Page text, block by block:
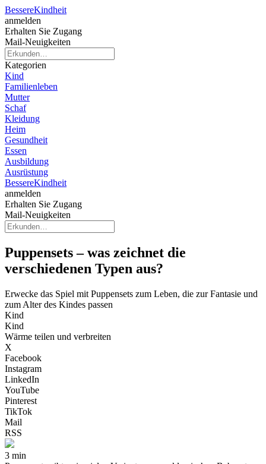
BessereKindheit
anmelden
Erhalten Sie Zugang
Mail-Neuigkeiten
Kategorien
Kind
Familienleben
Mutter
Schaf
Kleidung
Heim
Gesundheit
Essen
Ausbildung
Ausrüstung
BessereKindheit
anmelden
Erhalten Sie Zugang
Mail-Neuigkeiten
Puppensets – was zeichnet die
verschiedenen Typen aus?
Erwecke das Spiel mit Puppensets zum Leben, die zur Fantasie und
zum Alter des Kindes passen
Kind
Kind
Wärme teilen und verbreiten
X
Facebook
Instagram
LinkedIn
YouTube
Pinterest
TikTok
Mail
RSS
3 min